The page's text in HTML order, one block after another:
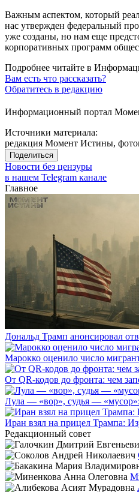
Важным аспектом, который
нас утвержден федеральный
уже созданы, но нам еще
корпоративных программ
Подробнее читайте в
Вам есть что рассказать?
Обратитесь в редакцию
Информационный портал
Источники материала:
редакция Момент Истины,
Поделиться
Новости без цензуры
в нашем Telegram канале
Главное
Дональд Трамп анонсировал
Марокко оценило число
От QR-кодов до фронта: чем
Лула — «вор», судья —
Иран взял на прицел Трампа:
Редакционный совет